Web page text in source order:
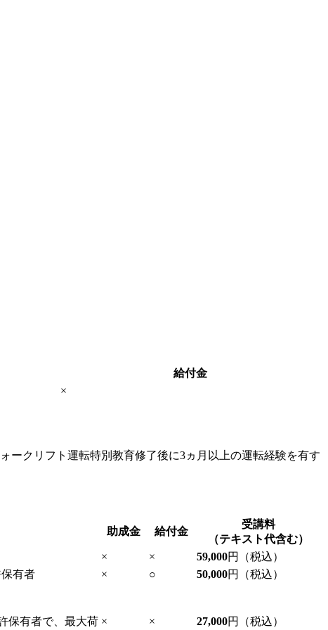
給付金
×
ークリフト運転特別教育修了後に3ヵ月以上の運転経験を有す
助成金 給付金
受講料
（テキスト代含む）
× × 59,000円（税込）
有者 × ○ 50,000円（税込）
保有者で、最大荷 × × 27,000円（税込）